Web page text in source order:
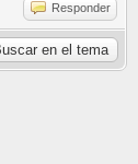
Responder